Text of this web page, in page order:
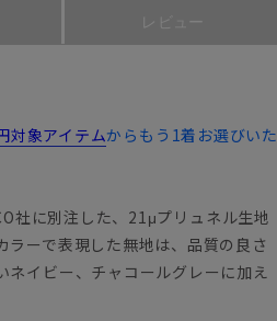
レビュー
対象アイテムからもう1着お選びいた
社に別注した、21μプリュネル生地
ーで表現した無地は、品質の良さ
イビー、チャコールグレーに加え